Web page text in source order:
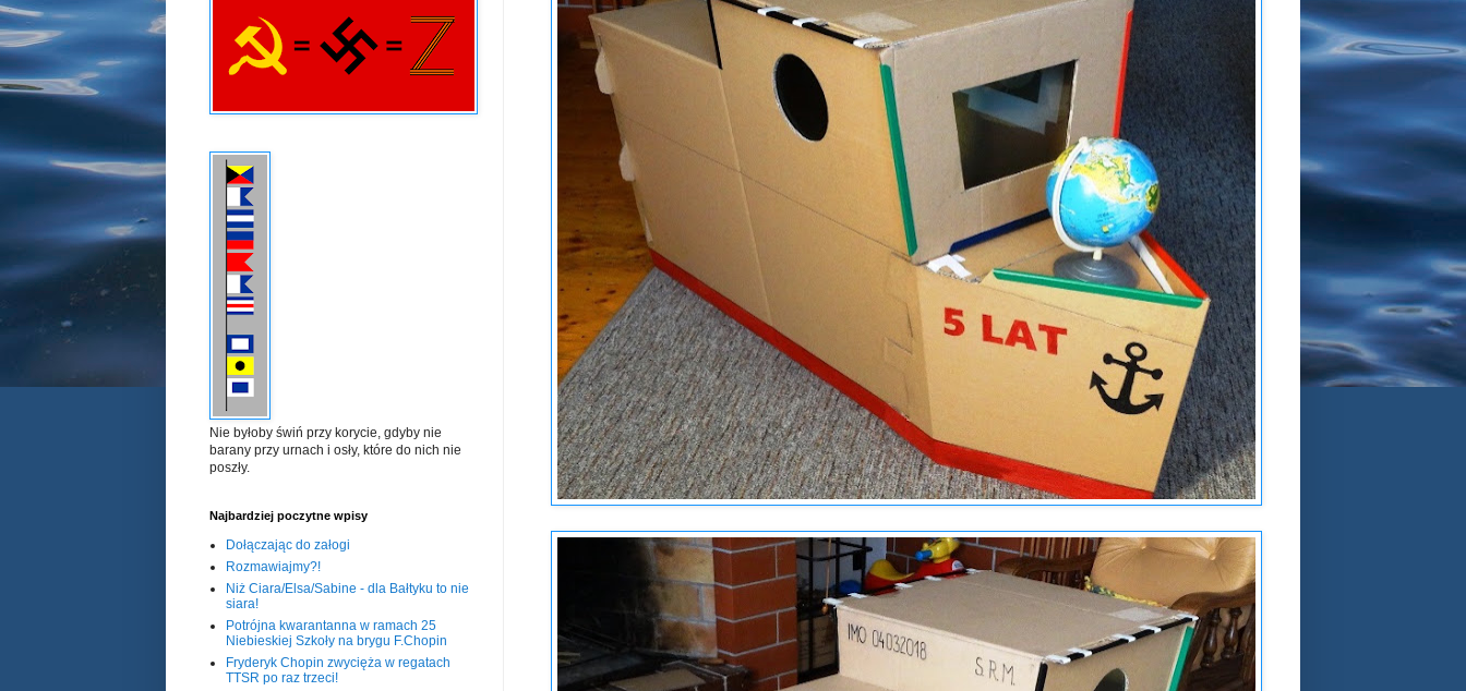
Nie byłoby świń przy korycie, gdyby nie
barany przy urnach i osły, które do nich nie
poszły.
Najbardziej poczytne wpisy
Dołączając do załogi
Rozmawiajmy?!
Niż Ciara/Elsa/Sabine - dla Bałtyku to nie
siara!
Potrójna kwarantanna w ramach 25
Niebieskiej Szkoły na brygu F.Chopin
Fryderyk Chopin zwycięża w regatach
TTSR po raz trzeci!